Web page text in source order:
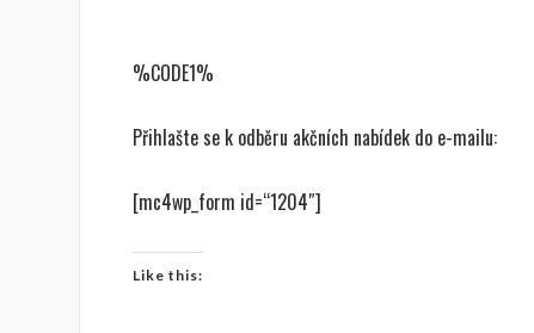
%CODE1%
Přihlašte se k odběru akčních nabídek do e-mailu:
[mc4wp_form id=“1204″]
Like this: